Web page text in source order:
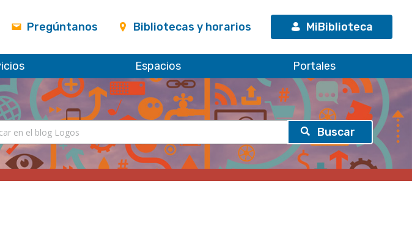
Pregúntanos Bibliotecas y horarios MiBiblioteca
Espacios Portales